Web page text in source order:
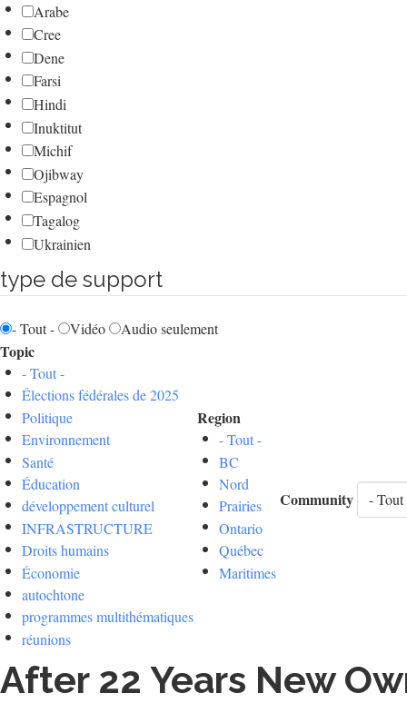
Arabe
Cree
Dene
Farsi
Hindi
Inuktitut
Michif
Ojibway
Espagnol
Tagalog
Ukrainien
type de support
- Tout - Vidéo Audio seulement
Topic
- Tout -
Élections fédérales de 2025
Politique
Environnement
Santé
Éducation
développement culturel
INFRASTRUCTURE
Droits humains
Économie
autochtone
programmes multithématiques
réunions
Region
- Tout -
BC
Nord
Prairies
Ontario
Québec
Maritimes
Community
After 22 Years New